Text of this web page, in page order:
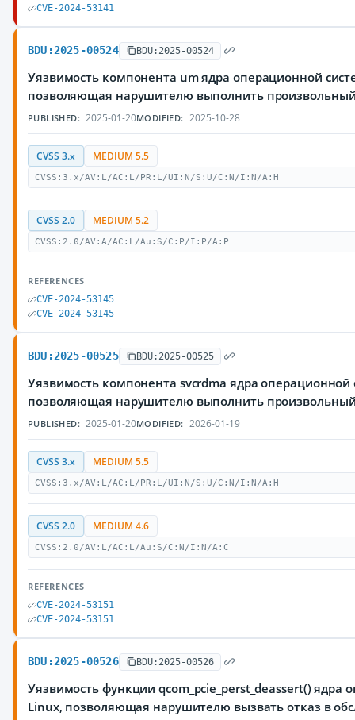
CVE-2024-53141
BDU:2025-00524 BDU:2025-00524
Уязвимость компонента um ядра операционной
позволяющая нарушителю выполнить
PUBLISHED: 2025-01-20MODIFIED: 2025-10-28
CVSS 3.x MEDIUM 5.5
CVSS:3.x/AV:L/AC:L/PR:L/UI:N/S:U/C:N/I:N/A:H
CVSS 2.0 MEDIUM 5.2
CVSS:2.0/AV:A/AC:L/Au:S/C:P/I:P/A:P
REFERENCES
CVE-2024-53145
CVE-2024-53145
BDU:2025-00525 BDU:2025-00525
Уязвимость компонента svcrdma ядра операционной
позволяющая нарушителю выполнить
PUBLISHED: 2025-01-20MODIFIED: 2026-01-19
CVSS 3.x MEDIUM 5.5
CVSS:3.x/AV:L/AC:L/PR:L/UI:N/S:U/C:N/I:N/A:H
CVSS 2.0 MEDIUM 4.6
CVSS:2.0/AV:L/AC:L/Au:S/C:N/I:N/A:C
REFERENCES
CVE-2024-53151
CVE-2024-53151
BDU:2025-00526 BDU:2025-00526
Уязвимость функции qcom_pcie_perst_deassert() ядра
Linux, позволяющая нарушителю вызвать отказ в